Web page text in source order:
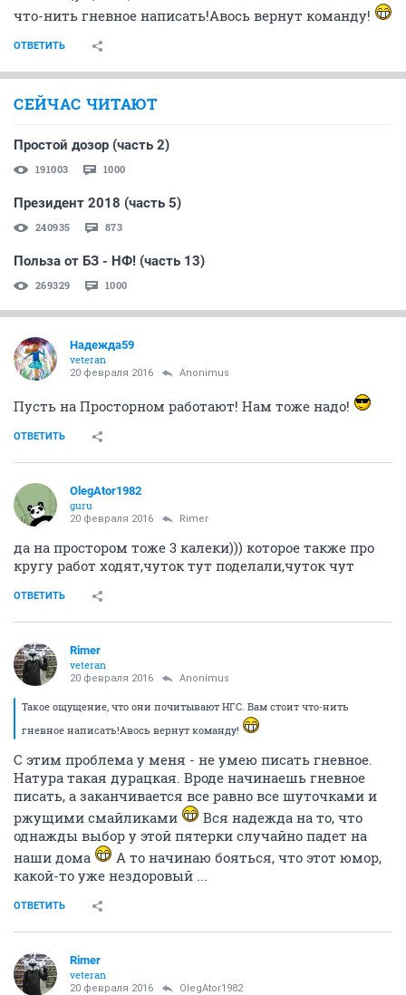
что-нить гневное написать!Авось вернут команду!
ОТВЕТИТЬ
СЕЙЧАС ЧИТАЮТ
Простой дозор (часть 2)
191003 1000
Президент 2018 (часть 5)
240935 873
Польза от БЗ - НФ! (часть 13)
269329 1000
Надежда59
veteran
20 февраля 2016 Anоnimus
Пусть на Просторном работают! Нам тоже надо!
ОТВЕТИТЬ
OlegAtor1982
guru
20 февраля 2016 Rimer
да на простором тоже 3 калеки))) которое также про
кругу работ ходят,чуток тут поделали,чуток чут
ОТВЕТИТЬ
Rimer
veteran
20 февраля 2016 Anоnimus
Такое ощущение, что они почитывают НГС. Вам стоит что-нить
гневное написать!Авось вернут команду!
С этим проблема у меня - не умею писать гневное.
Натура такая дурацкая. Вроде начинаешь гневное
писать, а заканчивается все равно все шуточками и
ржущими смайликами
Вся надежда на то, что
однажды выбор у этой пятерки случайно падет на
наши дома
А то начинаю бояться, что этот юмор,
какой-то уже нездоровый ...
ОТВЕТИТЬ
Rimer
veteran
20 февраля 2016 OlegAtor1982